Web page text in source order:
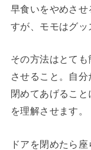
早食いをやめさせ
すが、モモはグッ
その方法はとて
させること。自
閉めてあげるこ
を理解させます。
ドアを閉めたら